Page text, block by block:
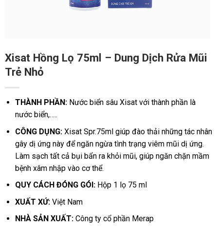
Xisat Hồng Lọ 75ml – Dung Dịch Rửa Mũi
Trẻ Nhỏ
THÀNH PHẦN: Nước biển sâu Xisat với thành phần là
nước biển,…..
CÔNG DỤNG: Xisat Spr.75ml giúp đào thải những tác nhân
gây dị ứng này để ngăn ngừa tình trạng viêm mũi dị ứng.
Làm sạch tất cả bụi bẩn ra khỏi mũi, giúp ngăn chặn mầm
bệnh xâm nhập vào cơ thể.
QUY CÁCH ĐÓNG GÓI: Hộp 1 lọ 75 ml
XUẤT XỨ: Việt Nam
NHÀ SẢN XUẤT: Công ty cổ phần Merap